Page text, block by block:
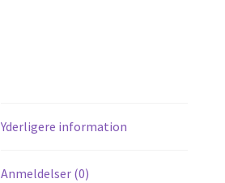
Yderligere information
Anmeldelser (0)